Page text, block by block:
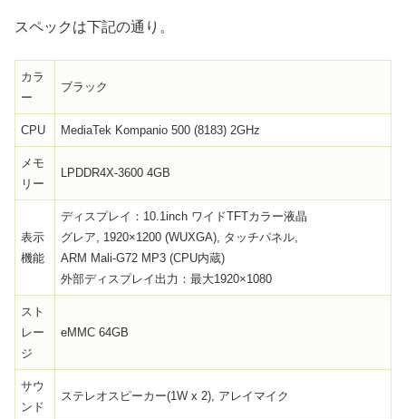
スペックは下記の通り。
カラ
ー
ブラック
CPU MediaTek Kompanio 500 (8183) 2GHz
メモ
リー
LPDDR4X-3600 4GB
表示
機能
ディスプレイ：10.1inch ワイドTFTカラー液晶
グレア, 1920×1200 (WUXGA), タッチパネル,
ARM Mali-G72 MP3 (CPU内蔵)
外部ディスプレイ出力：最大1920×1080
スト
レー
ジ
eMMC 64GB
サウ
ンド
ステレオスピーカー(1W x 2), アレイマイク